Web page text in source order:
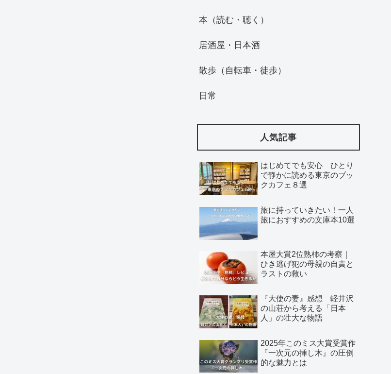
本（読む・聴く）
居酒屋・日本酒
散歩（自転車・徒歩）
日常
人気記事
はじめてでも安心 ひとり
で静かに読める東京のブッ
クカフェ８選
旅に持っていきたい！一人
旅におすすめの文庫本10選
本屋大賞2位熟柿の考察｜
ひき逃げ犯の母親の自責と
ラストの救い
『大使の妻』感想 軽井沢
の山荘から考える「日本
人」の壮大な物語
2025年このミス大賞受賞作
『一次元の挿し木』の圧倒
的な魅力とは